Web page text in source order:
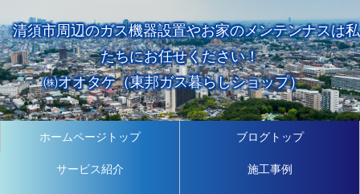
清須市周辺のガス機器設置やお家のメンテンナスは私
たちにお任せください！
㈱オオタケ（東邦ガス暮らしショップ）
ホームページトップ ブログトップ
サービス紹介 施工事例